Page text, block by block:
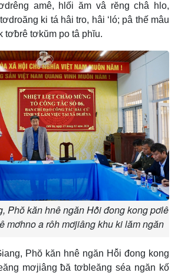
amê, hlối ăm vâ rĕng châ hlo,
ki tá hâi tro, hâi ‘ló; pâ thế mâu
tơƀrê tơkŭm po tâ phĭu.
Phŏ kăn hnê ngăn Hô̆i đong kong pơlê
mơhno a rôh mơjiâng khu ki lăm ngăn
Phŏ kăn hnê ngăn Hô̆i đong kong
mơjiâng ƀă tơbleăng séa ngăn kố